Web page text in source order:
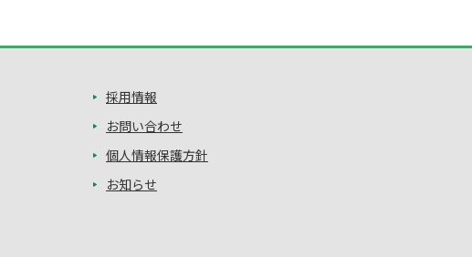
採用情報
お問い合わせ
個人情報保護方針
お知らせ